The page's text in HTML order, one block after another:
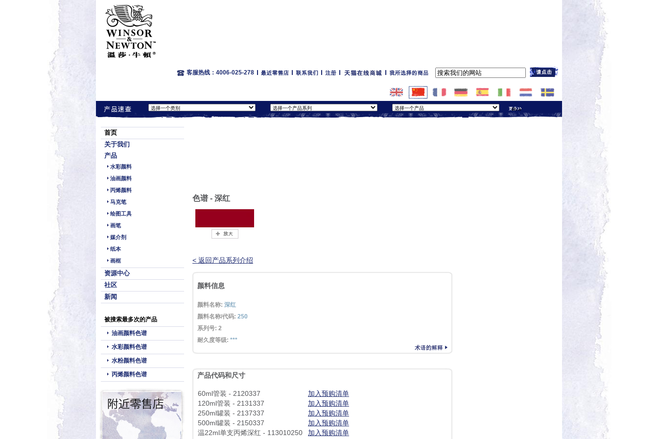
客服热线：4006-025-278
首页
关于我们
产品
水彩颜料
油画颜料
丙烯颜料
马克笔
绘图工具
画笔
媒介剂
纸本
画框
资源中心
社区
新闻
被搜索最多次的产品
油画颜料色谱
水彩颜料色谱
水粉颜料色谱
丙烯颜料色谱
色谱 - 深红
< 返回产品系列介绍
颜料信息
颜料名称: 深红
颜料名称/代码: 250
系列号: 2
耐久度等级: ***
产品代码和尺寸
60ml管装 - 2120337
加入预购清单
120ml管装 - 2131337
加入预购清单
250ml罐装 - 2137337
加入预购清单
500ml罐装 - 2150337
加入预购清单
温22ml单支丙烯深红 - 113010250
加入预购清单